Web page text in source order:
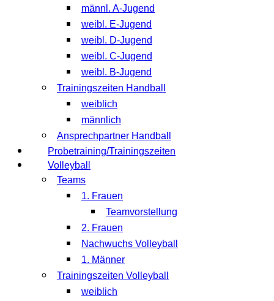
männl. A-Jugend
weibl. E-Jugend
weibl. D-Jugend
weibl. C-Jugend
weibl. B-Jugend
Trainingszeiten Handball
weiblich
männlich
Ansprechpartner Handball
Probetraining/Trainingszeiten
Volleyball
Teams
1. Frauen
Teamvorstellung
2. Frauen
Nachwuchs Volleyball
1. Männer
Trainingszeiten Volleyball
weiblich